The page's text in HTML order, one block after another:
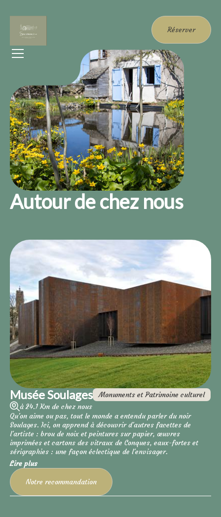
Réserver
Autour de chez nous
Musée Soulages
Monuments et Patrimoine culturel
à 24.1 Km de chez nous
Qu'on aime ou pas, tout le monde a entendu parler du noir
Soulages. Ici, on apprend à découvrir d'autres facettes de
l'artiste : brou de noix et peintures sur papier, œuvres
imprimées et cartons des vitraux de Conques, eaux-fortes et
sérigraphies : une façon éclectique de l'envisager.
Lire plus
Notre recommandation